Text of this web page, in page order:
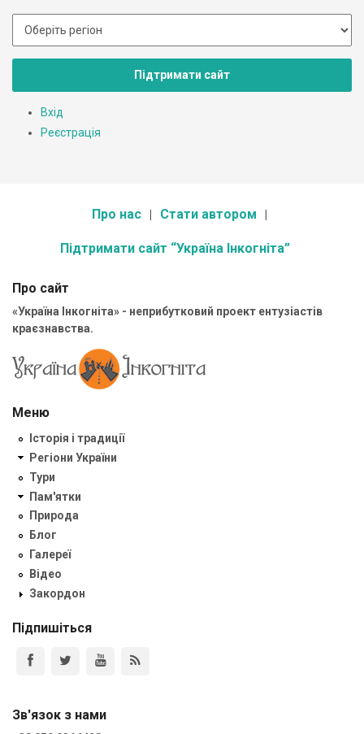
Підтримати сайт
Вхід
Реєстрація
Про нас Стати автором
Підтримати сайт “Україна Інкогніта”
Про сайт
«Україна Інкогніта» - неприбутковий проект ентузіастів
краєзнавства.
Меню
Історія і традиції
Регіони України
Тури
Пам'ятки
Природа
Блог
Галереї
Відео
Закордон
Підпишіться
Зв'язок з нами